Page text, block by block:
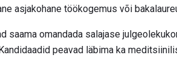
asjakohane töökogemus või
saama omandada salajase
peavad läbima ka